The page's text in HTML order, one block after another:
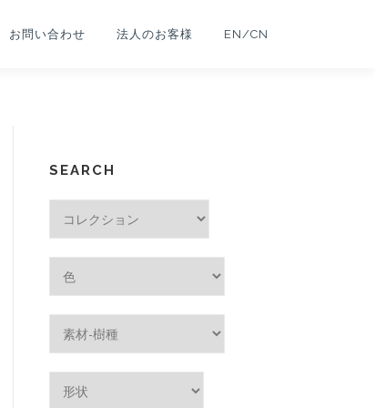
お問い合わせ 法人のお客様 EN/CN
SEARCH